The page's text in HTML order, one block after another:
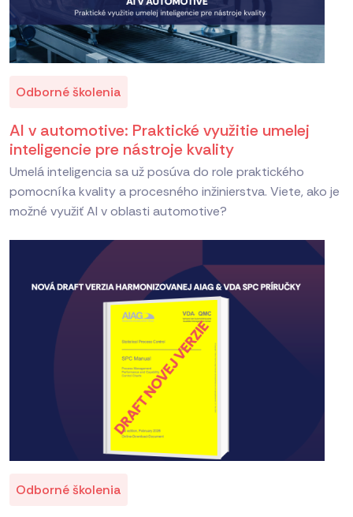
Odborné školenia
AI v automotive: Praktické využitie umelej
inteligencie pre nástroje kvality
Umelá inteligencia sa už posúva do role praktického
pomocníka kvality a procesného inžinierstva. Viete, ako je
možné využiť AI v oblasti automotive?
Odborné školenia